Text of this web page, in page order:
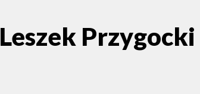
Leszek Przygocki